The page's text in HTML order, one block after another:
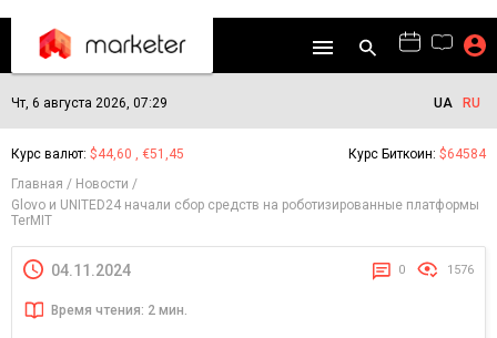
Чт, 6 августа 2026, 07:29 UA RU
Курс валют: $44,60 , €51,45 Курс Биткоин: $64584
Главная
Новости
Glovo и UNITED24 начали сбор средств на роботизированные платформы
TerMIT
04.11.2024 0 1576
Время чтения: 2 мин.